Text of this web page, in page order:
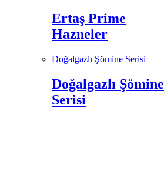
Ertaş Prime
Hazneler
Doğalgazlı Şömine Serisi
Doğalgazlı Şömine
Serisi